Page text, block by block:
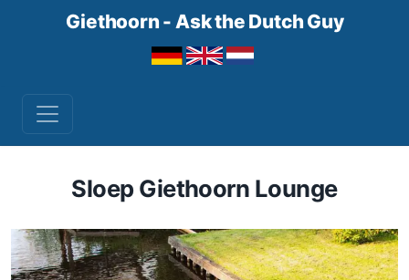
Giethoorn - Ask the Dutch Guy
Sloep Giethoorn Lounge